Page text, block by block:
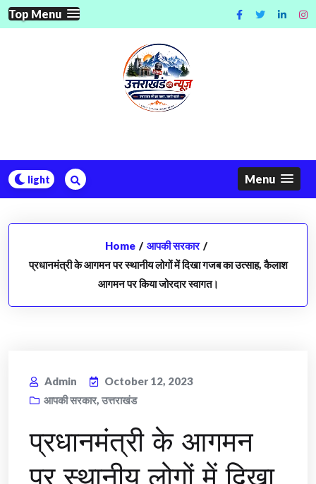
Skip
to
Top Menu
Menu
Home / आपकी सरकार /
प्रधानमंत्री के आगमन पर स्थानीय लोगों में दिखा गजब का उत्साह, कैलाश
आगमन पर किया जोरदार स्वागत।
Admin
October 12, 2023
आपकी सरकार, उत्तराखंड
प्रधानमंत्री के आगमन